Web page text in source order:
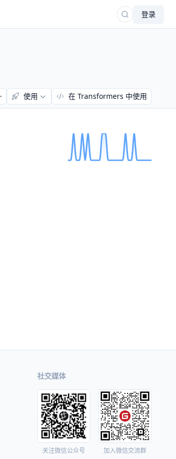
登录
使用 在 Transformers 中使用
社交媒体
关注微信公众号 加入微信交流群